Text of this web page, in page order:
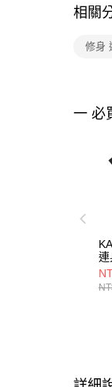
相關
修身
一 必
連